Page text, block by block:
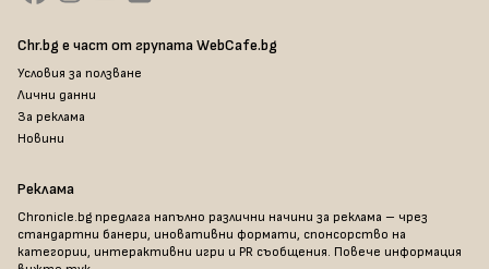
Chr.bg е част от групата WebCafe.bg
Условия за ползване
Лични данни
За реклама
Новини
Реклама
Chronicle.bg предлага напълно различни начини за реклама – чрез
стандартни банери, иновативни формати, спонсорство на
категории, интерактивни игри и PR съобщения. Повече информация